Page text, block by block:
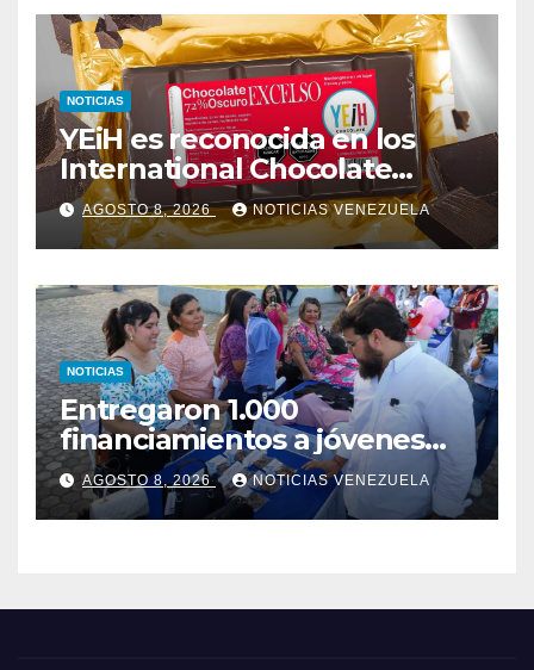
NOTICIAS
YEiH es reconocida en los
International Chocolate
Salon Awards
AGOSTO 8, 2026 NOTICIAS VENEZUELA
NOTICIAS
Entregaron 1.000
financiamientos a jóvenes
empresarios en Monagas
AGOSTO 8, 2026 NOTICIAS VENEZUELA